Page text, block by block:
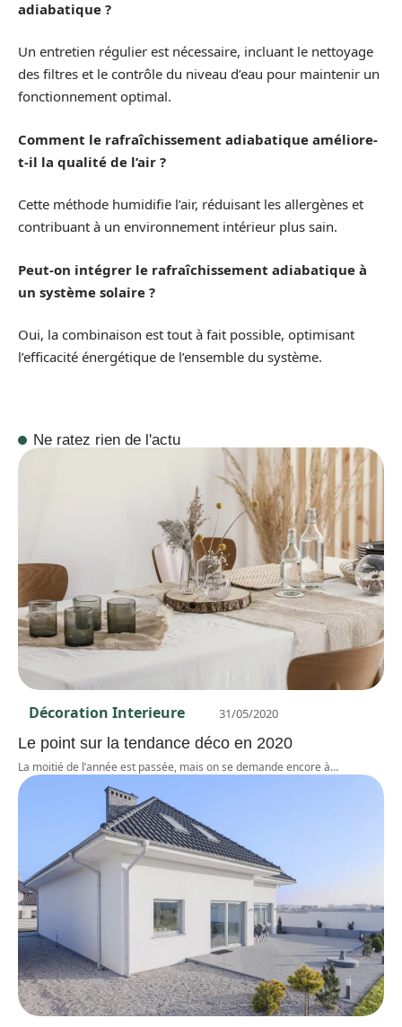
adiabatique ?
Un entretien régulier est nécessaire, incluant le nettoyage
des filtres et le contrôle du niveau d’eau pour maintenir un
fonctionnement optimal.
Comment le rafraîchissement adiabatique améliore-
t-il la qualité de l’air ?
Cette méthode humidifie l’air, réduisant les allergènes et
contribuant à un environnement intérieur plus sain.
Peut-on intégrer le rafraîchissement adiabatique à
un système solaire ?
Oui, la combinaison est tout à fait possible, optimisant
l’efficacité énergétique de l’ensemble du système.
Ne ratez rien de l'actu
Décoration Interieure 31/05/2020
Le point sur la tendance déco en 2020
La moitié de l’année est passée, mais on se demande encore à…